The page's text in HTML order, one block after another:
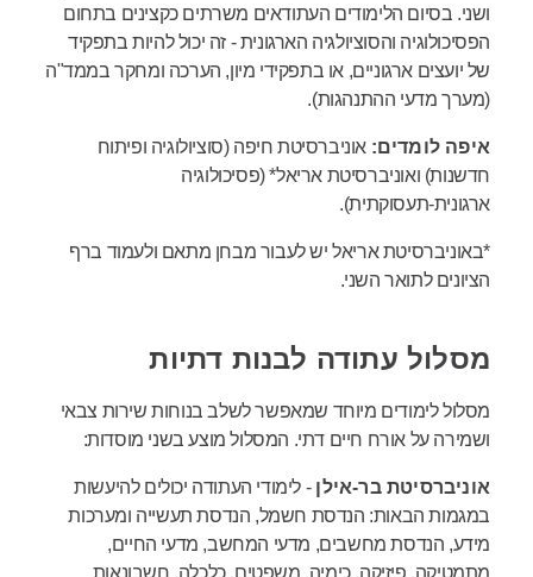
ושני. בסיום הלימודים העתודאים משרתים כקצינים בתחום
הפסיכולוגיה והסוציולגיה הארגונית - זה יכול להיות בתפקיד
של יועצים ארגוניים, או בתפקידי מיון, הערכה ומחקר בממד"ה
(מערך מדעי ההתנהגות).
איפה לומדים: אוניברסיטת חיפה (סוציולוגיה ופיתוח
חדשנות) ואוניברסיטת אריאל* (פסיכולוגיה
ארגונית-תעסוקתית).
*באוניברסיטת אריאל יש לעבור מבחן מתאם ולעמוד ברף
הציונים לתואר השני.
מסלול עתודה לבנות דתיות
מסלול לימודים מיוחד שמאפשר לשלב בנוחות שירות צבאי
ושמירה על אורח חיים דתי. המסלול מוצע בשני מוסדות:
אוניברסיטת בר-אילן- לימודי העתודה יכולים להיעשות
במגמות הבאות: הנדסת חשמל, הנדסת תעשייה ומערכות
מידע, הנדסת מחשבים, מדעי המחשב, מדעי החיים,
מתמטיקה, פיזיקה, כימיה, משפטים, כלכלה, חשבונאות